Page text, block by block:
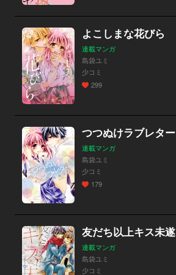
よこしまな花びら
連載マンガ
島袋ユミ
少コミ
299
つつぬけラブレター
連載マンガ
島袋ユミ
少コミ
179
友だち以上キス未遂
連載マンガ
島袋ユミ
少コミ